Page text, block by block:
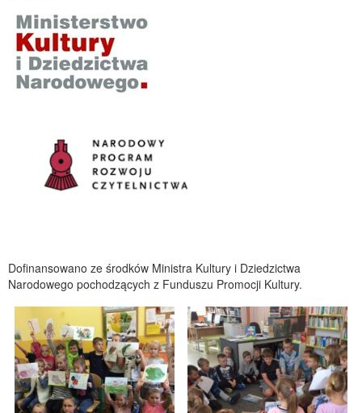
Dofinansowano ze środków Ministra Kultury i Dziedzictwa
Narodowego pochodzących z Funduszu Promocji Kultury.